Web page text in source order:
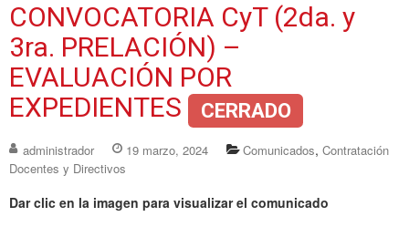
CONVOCATORIA CyT (2da. y
3ra. PRELACIÓN) –
EVALUACIÓN POR
EXPEDIENTES
CERRADO
administrador 19 marzo, 2024 Comunicados, Contratación
Docentes y Directivos
Dar clic en la imagen para visualizar el comunicado